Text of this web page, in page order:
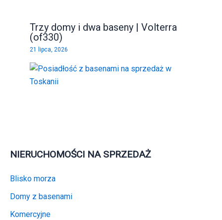
Trzy domy i dwa baseny | Volterra
(of330)
21 lipca, 2026
NIERUCHOMOŚCI NA SPRZEDAŻ
Blisko morza
Domy z basenami
Komercyjne